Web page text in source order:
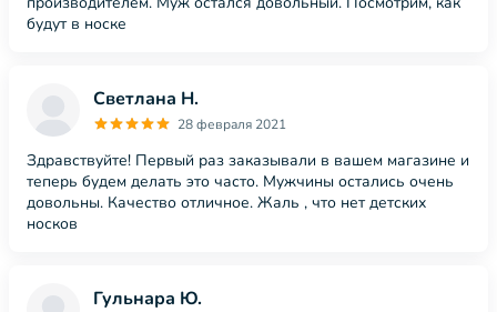
будут в носке
Светлана Н.
28 февраля 2021
Здравствуйте! Первый раз заказывали в вашем магазине и
теперь будем делать это часто. Мужчины остались очень
довольны. Качество отличное. Жаль , что нет детских
носков
Гульнара Ю.